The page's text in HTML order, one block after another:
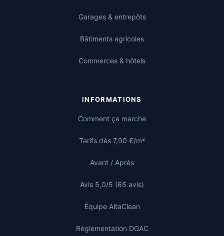
Garages & entrepôts
Bâtiments agricoles
Commerces & hôtels
INFORMATIONS
Comment ça marche
Tarifs dès 7,90 €/m²
Avant / Après
Avis 5,0/5 (65 avis)
Équipe AltaClean
Réglementation DGAC